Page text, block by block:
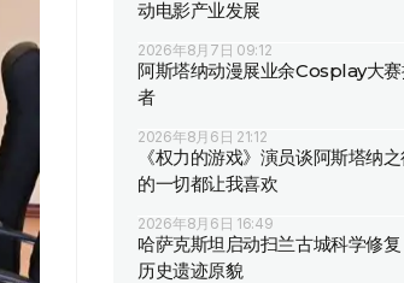
动电影产业发展
2026年8月7日 09:12
阿斯塔纳动漫展业余Cosplay大
者
2026年8月6日 21:12
《权力的游戏》演员谈阿斯塔纳
的一切都让我喜欢
2026年8月6日 16:49
哈萨克斯坦启动扫兰古城科学修
历史遗迹原貌